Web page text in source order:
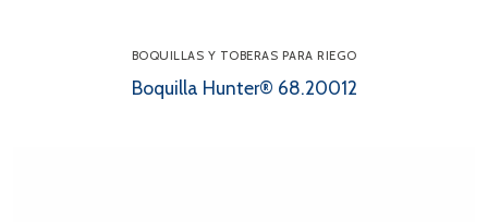
BOQUILLAS Y TOBERAS PARA RIEGO
Boquilla Hunter® 68.20012